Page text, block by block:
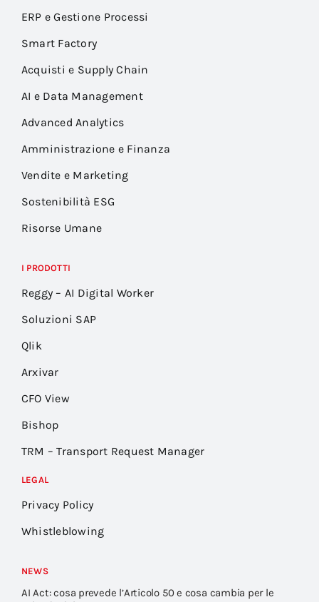
ERP e Gestione Processi
Smart Factory
Acquisti e Supply Chain
AI e Data Management
Advanced Analytics
Amministrazione e Finanza
Vendite e Marketing
Sostenibilità ESG
Risorse Umane
I PRODOTTI
Reggy – AI Digital Worker
Soluzioni SAP
Qlik
Arxivar
CFO View
Bishop
TRM – Transport Request Manager
LEGAL
Privacy Policy
Whistleblowing
NEWS
AI Act: cosa prevede l’Articolo 50 e cosa cambia per le